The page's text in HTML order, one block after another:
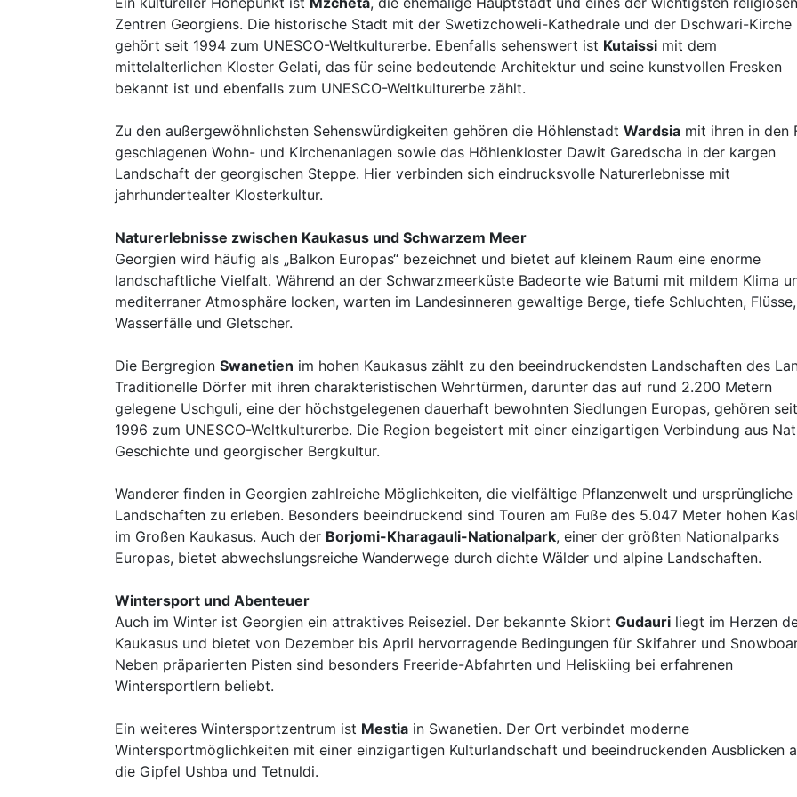
Zentren Georgiens. Die historische Stadt mit der Swetizchoweli-Kathedrale und der Dschwari-Kirche
gehört seit 1994 zum UNESCO-Weltkulturerbe. Ebenfalls sehenswert ist Kutaissi mit dem
mittelalterlichen Kloster Gelati, das für seine bedeutende Architektur und seine kunstvollen Fresken
bekannt ist und ebenfalls zum UNESCO-Weltkulturerbe zählt.
Zu den außergewöhnlichsten Sehenswürdigkeiten gehören die Höhlenstadt Wardsia mit ihren in den
geschlagenen Wohn- und Kirchenanlagen sowie das Höhlenkloster Dawit Garedscha in der kargen
Landschaft der georgischen Steppe. Hier verbinden sich eindrucksvolle Naturerlebnisse mit
jahrhundertealter Klosterkultur.
Naturerlebnisse zwischen Kaukasus und Schwarzem Meer
Georgien wird häufig als „Balkon Europas“ bezeichnet und bietet auf kleinem Raum eine enorme
landschaftliche Vielfalt. Während an der Schwarzmeerküste Badeorte wie Batumi mit mildem Klima
mediterraner Atmosphäre locken, warten im Landesinneren gewaltige Berge, tiefe Schluchten, Flüsse,
Wasserfälle und Gletscher.
Die Bergregion Swanetien im hohen Kaukasus zählt zu den beeindruckendsten Landschaften des
Traditionelle Dörfer mit ihren charakteristischen Wehrtürmen, darunter das auf rund 2.200 Metern
gelegene Uschguli, eine der höchstgelegenen dauerhaft bewohnten Siedlungen Europas, gehören seit
1996 zum UNESCO-Weltkulturerbe. Die Region begeistert mit einer einzigartigen Verbindung aus
Geschichte und georgischer Bergkultur.
Wanderer finden in Georgien zahlreiche Möglichkeiten, die vielfältige Pflanzenwelt und ursprüngliche
Landschaften zu erleben. Besonders beeindruckend sind Touren am Fuße des 5.047 Meter hohen
im Großen Kaukasus. Auch der Borjomi-Kharagauli-Nationalpark, einer der größten Nationalparks
Europas, bietet abwechslungsreiche Wanderwege durch dichte Wälder und alpine Landschaften.
Wintersport und Abenteuer
Auch im Winter ist Georgien ein attraktives Reiseziel. Der bekannte Skiort Gudauri liegt im Herzen
Kaukasus und bietet von Dezember bis April hervorragende Bedingungen für Skifahrer und
Neben präparierten Pisten sind besonders Freeride-Abfahrten und Heliskiing bei erfahrenen
Wintersportlern beliebt.
Ein weiteres Wintersportzentrum ist Mestia in Swanetien. Der Ort verbindet moderne
Wintersportmöglichkeiten mit einer einzigartigen Kulturlandschaft und beeindruckenden Ausblicken
die Gipfel Ushba und Tetnuldi.